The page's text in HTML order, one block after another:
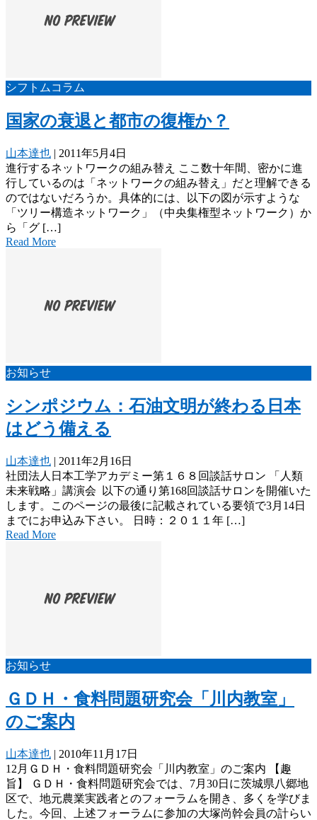
シフトムコラム
国家の衰退と都市の復権か？
山本達也 | 2011年5月4日
進行するネットワークの組み替え ここ数十年間、密かに進
行しているのは「ネットワークの組み替え」だと理解できる
のではないだろうか。具体的には、以下の図が示すような
「ツリー構造ネットワーク」（中央集権型ネットワーク）か
ら「グ […]
Read More
お知らせ
シンポジウム：石油文明が終わる日本
はどう備える
山本達也 | 2011年2月16日
社団法人日本工学アカデミー第１６８回談話サロン 「人類
未来戦略」講演会 以下の通り第168回談話サロンを開催いた
します。このページの最後に記載されている要領で3月14日
までにお申込み下さい。 日時：２０１１年 […]
Read More
お知らせ
ＧＤＨ・食料問題研究会「川内教室」
のご案内
山本達也 | 2010年11月17日
12月ＧＤＨ・食料問題研究会「川内教室」のご案内 【趣
旨】 ＧＤＨ・食料問題研究会では、7月30日に茨城県八郷地
区で、地元農業実践者とのフォーラムを開き、多くを学びま
した。今回、上述フォーラムに参加の大塚尚幹会員の計らい